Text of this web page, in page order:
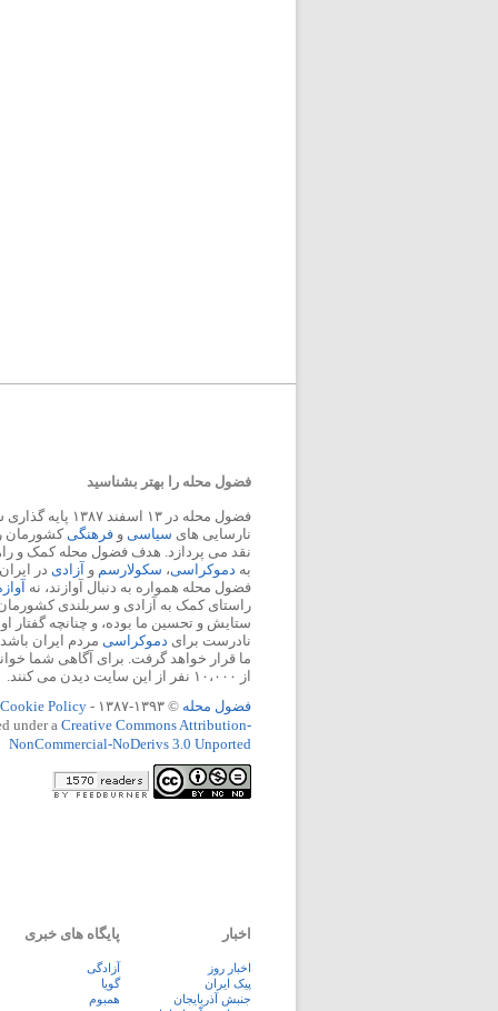
فضول محله را بهتر بشناسید
فضول محله در ۱۳
نارسایی های سیاسی و فرهنگیکشورمان
نقد می پردازد. هدف فضول محله کمک و
به دموکراسی، سکولارسم و آزادی در
فضول محله همواره به دنبال آوازند، نه
راستای کمک به آزادی و سربلندی
ستایش و تحسین ما بوده، و چنانچه گفتار
نادرست برای دموکراسی مردم ایران
ما قرار خواهد گرفت. برای آگاهی شما
از ۱۰،۰۰۰ نفر از این سایت دیدن می کنند.
فضول محله © ۱۳۹۳-۱۳۸۷ -
Cookie Policy
under a Creative Commons Attribution-
NonCommercial-NoDerivs 3.0 Unported
اخبار
اخبار روز
پيک ايران
جنبش آذربایجان
پایگاه های خبری
آزادگی
گویا
همبوم